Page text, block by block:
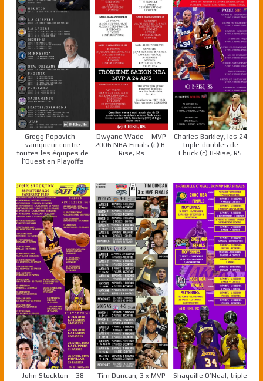
Gregg Popovich –
vainqueur contre
toutes les équipes de
l’Ouest en Playoffs
Dwyane Wade – MVP
2006 NBA Finals (c) B-
Rise, Rs
Charles Barkley, les 24
triple-doubles de
Chuck (c) B-Rise, RS
John Stockton – 38
Tim Duncan, 3 x MVP
Shaquille O’Neal, triple